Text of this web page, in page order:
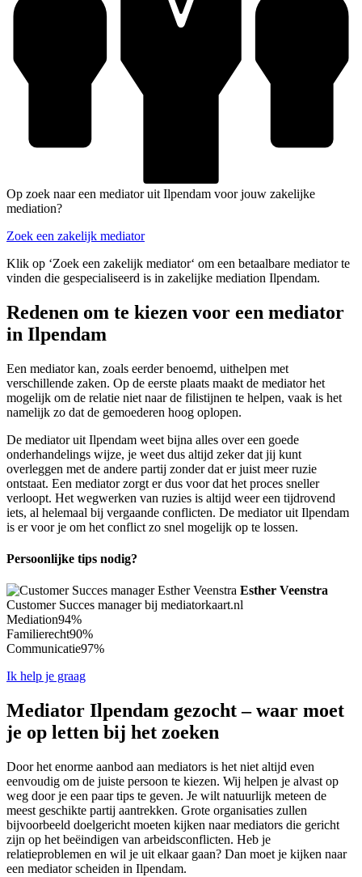
Op zoek naar een mediator uit Ilpendam voor jouw zakelijke
mediation?
Zoek een zakelijk mediator
Klik op ‘Zoek een zakelijk mediator‘ om een betaalbare mediator te
vinden die gespecialiseerd is in zakelijke mediation Ilpendam.
Redenen om te kiezen voor een mediator
in Ilpendam
Een mediator kan, zoals eerder benoemd, uithelpen met
verschillende zaken. Op de eerste plaats maakt de mediator het
mogelijk om de relatie niet naar de filistijnen te helpen, vaak is het
namelijk zo dat de gemoederen hoog oplopen.
De mediator uit Ilpendam weet bijna alles over een goede
onderhandelings wijze, je weet dus altijd zeker dat jij kunt
overleggen met de andere partij zonder dat er juist meer ruzie
ontstaat. Een mediator zorgt er dus voor dat het proces sneller
verloopt. Het wegwerken van ruzies is altijd weer een tijdrovend
iets, al helemaal bij vergaande conflicten. De mediator uit Ilpendam
is er voor je om het conflict zo snel mogelijk op te lossen.
Persoonlijke tips nodig?
Esther Veenstra
Customer Succes manager bij mediatorkaart.nl
Mediation94%
Familierecht90%
Communicatie97%
Ik help je graag
Mediator Ilpendam gezocht – waar moet
je op letten bij het zoeken
Door het enorme aanbod aan mediators is het niet altijd even
eenvoudig om de juiste persoon te kiezen. Wij helpen je alvast op
weg door je een paar tips te geven. Je wilt natuurlijk meteen de
meest geschikte partij aantrekken. Grote organisaties zullen
bijvoorbeeld doelgericht moeten kijken naar mediators die gericht
zijn op het beëindigen van arbeidsconflicten. Heb je
relatieproblemen en wil je uit elkaar gaan? Dan moet je kijken naar
een mediator scheiden in Ilpendam.